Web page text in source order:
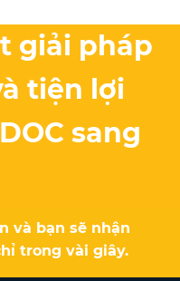
giải pháp
tiện lợi
sang
và bạn sẽ nhận
trong vài giây.